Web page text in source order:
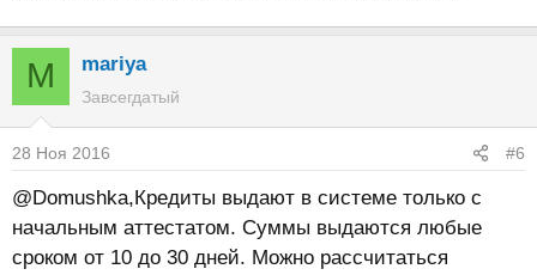
M mariya
Завсегдатый
28 Ноя 2016 #6
@Domushka,Кредиты выдают в системе только с
начальным аттестатом. Суммы выдаются любые
сроком от 10 до 30 дней. Можно рассчитаться